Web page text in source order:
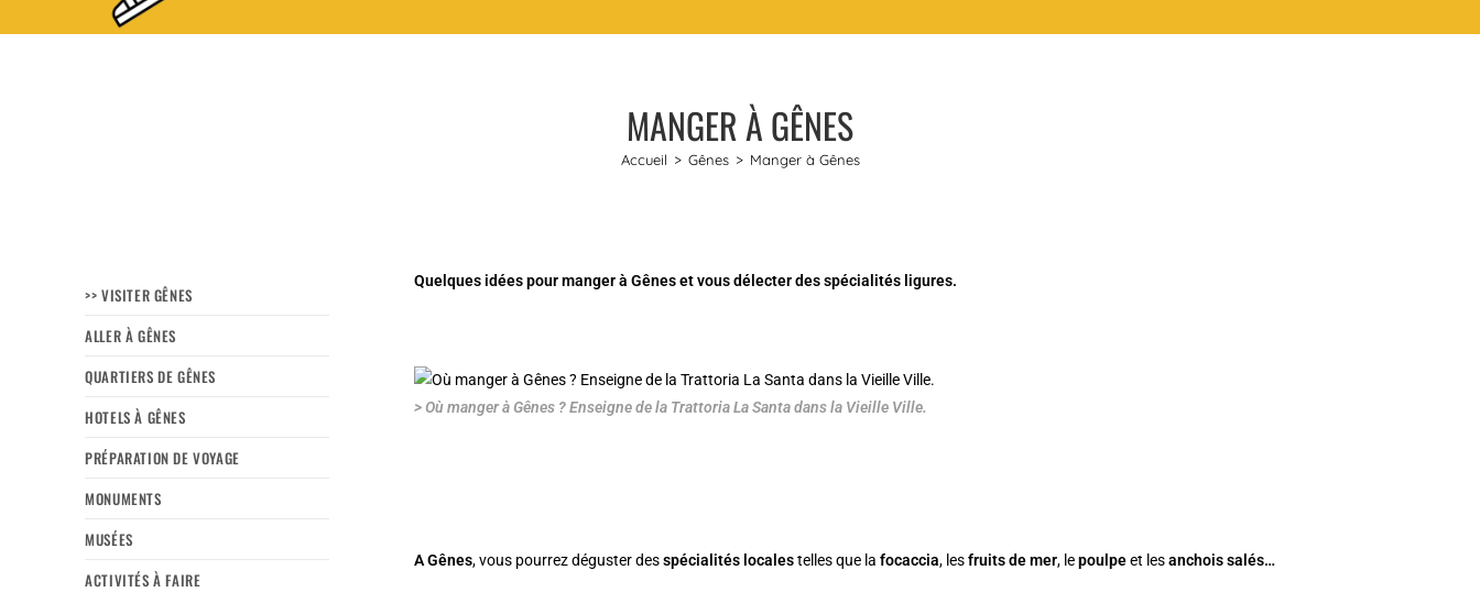
MANGER À GÊNES
Accueil > Gênes > Manger à Gênes
Quelques idées pour manger à Gênes et vous délecter des spécialités ligures.
> Où manger à Gênes ? Enseigne de la Trattoria La Santa dans la Vieille Ville.
A Gênes, vous pourrez déguster desspécialités localestelles que lafocaccia, lesfruits de mer, lepoulpeet lesanchois salés…
>> VISITER GÊNES
ALLER À GÊNES
QUARTIERS DE GÊNES
HOTELS À GÊNES
PRÉPARATION DE VOYAGE
MONUMENTS
MUSÉES
ACTIVITÉS À FAIRE